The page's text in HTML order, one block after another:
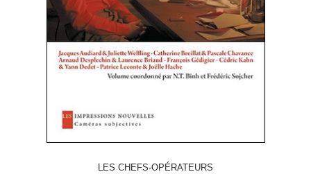
LES CHEFS-OPÉRATEURS